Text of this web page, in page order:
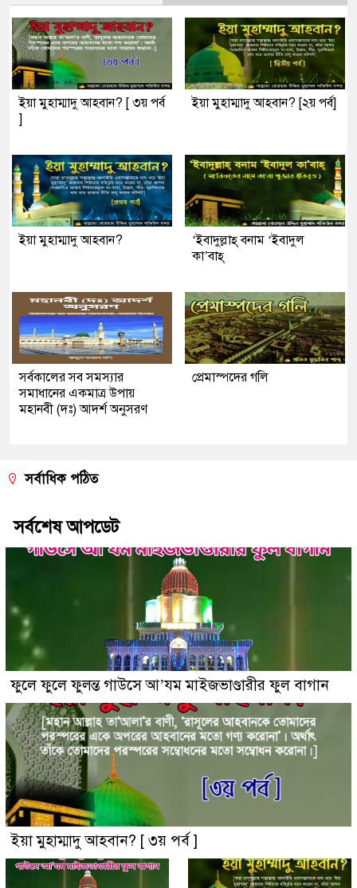
ইয়া মুহাম্মাদু আহবান? [ ৩য় পর্ব
]
ইয়া মুহাম্মাদু আহবান? [২য় পর্ব]
ইয়া মুহাম্মাদু আহবান?
‘ইবাদুল্লাহ্ বনাম ‘ইবাদুল
কা’বাহ্
সর্বকালের সব সমস্যার
সমাধানের একমাত্র উপায়
মহানবী (দঃ) আদর্শ অনুসরণ
প্রেমাস্পদের গলি
সর্বাধিক পঠিত
সর্বশেষ আপডেট
ফুলে ফুলে ফুলন্ত গাউসে আ’যম মাইজভাণ্ডারীর ফুল বাগান
ইয়া মুহাম্মাদু আহবান? [ ৩য় পর্ব ]